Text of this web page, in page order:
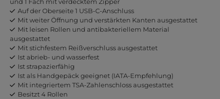
und 1 Fach mit verdecktem Zipper
Auf der Oberseite 1 USB-C-Anschluss
Mit weiter Öffnung und verstärkten Kanten ausgestattet
Mit leisen Rollen und antibakteriellem Material
ausgestattet
Mit stichfestem Reißverschluss ausgestattet
Ist abrieb- und wasserfest
Ist strapazierfähig
Ist als Handgepäck geeignet (IATA-Empfehlung)
Mit integriertem TSA-Zahlenschloss ausgestattet
Besitzt 4 Rollen